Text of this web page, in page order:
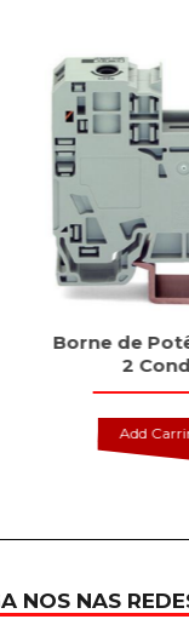
Borne de
2
Add
NOS NAS